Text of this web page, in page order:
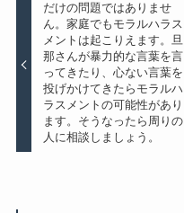
だけの問題ではありませ
ん。家庭でもモラルハラス
メントは起こりえます。旦
那さんが暴力的な言葉を言
ってきたり、心ない言葉を
投げかけてきたらモラルハ
ラスメントの可能性があり
ます。そうなったら周りの
人に相談しましょう。